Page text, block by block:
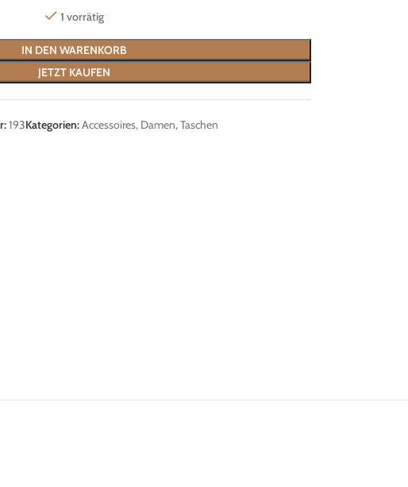
1 vorrätig
IN DEN WARENKORB
JETZT KAUFEN
193Kategorien:Accessoires, Damen,Taschen